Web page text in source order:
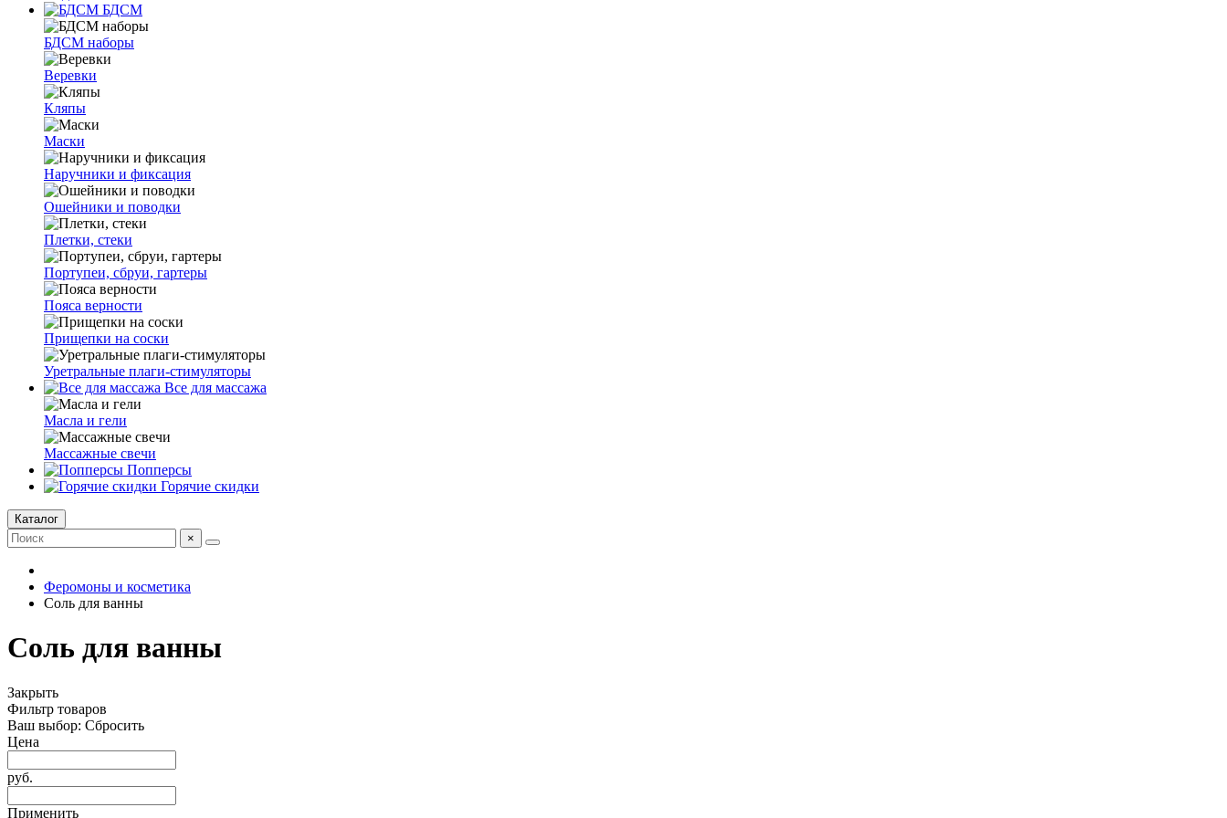
БДСМ
БДСМ наборы
Веревки
Кляпы
Маски
Наручники и фиксация
Ошейники и поводки
Плетки, стеки
Портупеи, сбруи, гартеры
Пояса верности
Прищепки на соски
Уретральные плаги-стимуляторы
Все для массажа
Масла и гели
Массажные свечи
Попперсы
Горячие скидки
Каталог
×
Феромоны и косметика
Соль для ванны
Соль для ванны
Закрыть
Фильтр товаров
Ваш выбор: Сбросить
Цена
руб.
Применить